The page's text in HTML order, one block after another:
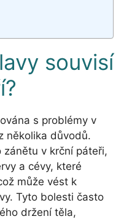
souvisí
s problémy v
několika důvodů.
v krční páteři,
a cévy, které
může vést k
Tyto bolesti často
držení těla,